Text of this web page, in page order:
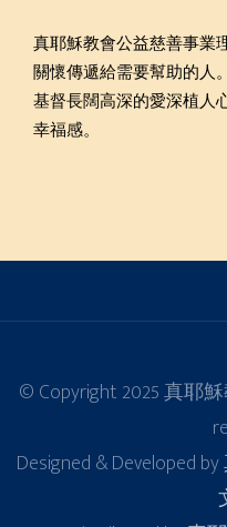
真耶穌教會公益慈善事業
關懷傳遞給需要幫助的人
基督長闊高深的愛深植人
幸福感。
© Copyright 2025 真耶
Designed & Developed by